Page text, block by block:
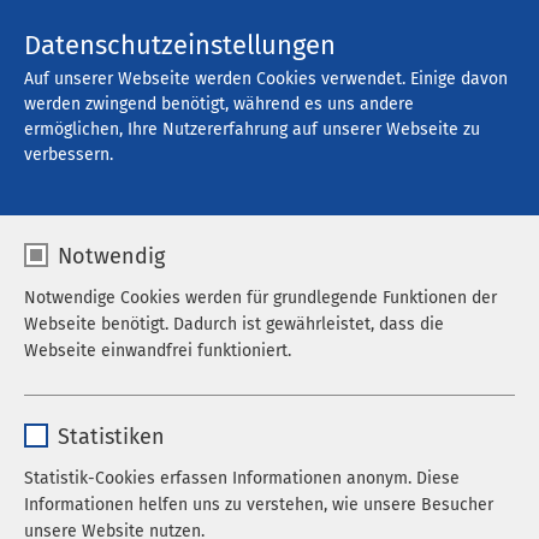
Offene Stellen
Filter
785 Stellenangebote gefunden
Datenschutzeinstellungen
Auf unserer Webseite werden Cookies verwendet. Einige davon
werden zwingend benötigt, während es uns andere
ermöglichen, Ihre Nutzererfahrung auf unserer Webseite zu
verbessern.
Notwendig
Notwendige Cookies werden für grundlegende Funktionen der
Webseite benötigt. Dadurch ist gewährleistet, dass die
Webseite einwandfrei funktioniert.
Laufzeit 278 Tage
Statistiken
Statistik-Cookies erfassen Informationen anonym. Diese
Informationen helfen uns zu verstehen, wie unsere Besucher
unsere Website nutzen.